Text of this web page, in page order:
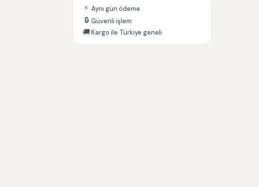
⚡ Aynı gün ödeme
🔒 Güvenli işlem
🚚Kargo ile Türkiye geneli